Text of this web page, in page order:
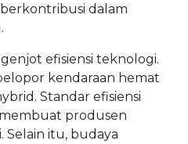
dalam
efisiensi teknologi.
kendaraan hemat
Standar efisiensi
produsen
Selain itu, budaya